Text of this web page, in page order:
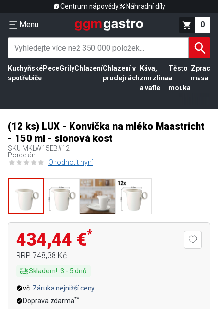
Centrum nápovědy Náhradní díly
Menu 0
Kuchyňské
spotřebiče
PeceGrilyChlazeníChlazení v
prodejnách
Káva,
zmrzlina
a vafle
Těsto
a
mouka
masa
(12 ks) LUX - Konvička na mléko Maastricht
- 150 ml - slonová kost
SKU MKLW15EB#12
Porcelán
Ohodnotit nyní
434,44 €*
RRP 748,38 Kč
Skladem!: 3 - 5 dnů
vč. Záruka nejnižší ceny
Doprava zdarma**